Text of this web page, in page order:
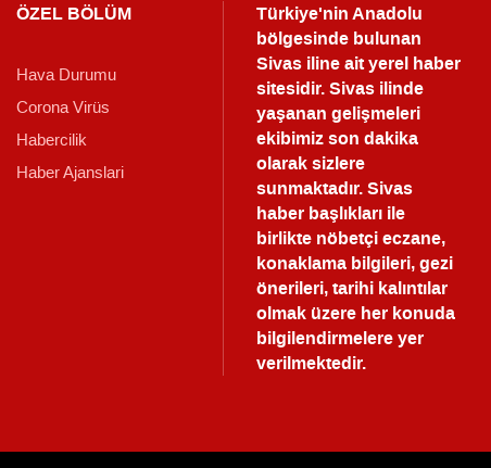
ÖZEL BÖLÜM
Hava Durumu
Corona Virüs
Habercilik
Haber Ajanslari
Türkiye'nin Anadolu
bölgesinde bulunan
Sivas iline ait yerel haber
sitesidir. Sivas ilinde
yaşanan gelişmeleri
ekibimiz son dakika
olarak sizlere
sunmaktadır.Sivas
haberbaşlıkları ile
birlikte nöbetçi eczane,
konaklama bilgileri, gezi
önerileri, tarihi kalıntılar
olmak üzere her konuda
bilgilendirmelere yer
verilmektedir.